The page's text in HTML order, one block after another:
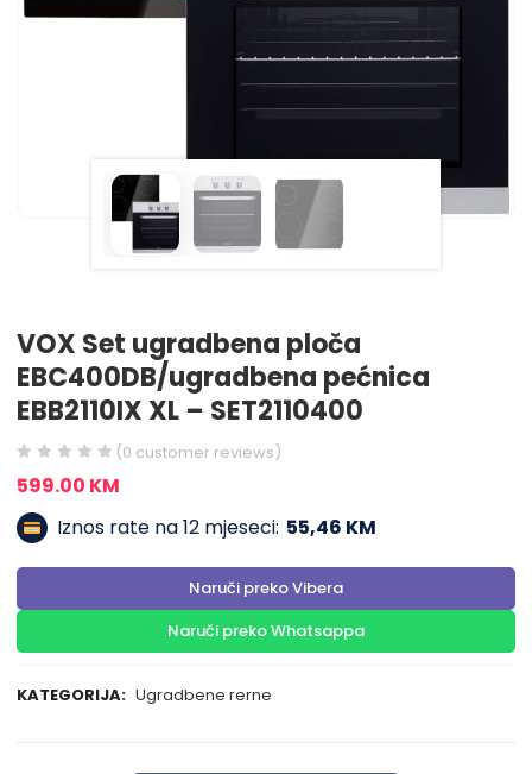
VOX Set ugradbena ploča
EBC400DB/ugradbena pećnica
EBB2110IX XL – SET2110400
(0 customer reviews)
599.00 KM
Iznos rate na 12 mjeseci: 55,46 KM
Naruči preko Vibera
Naruči preko Whatsappa
KATEGORIJA: Ugradbene rerne